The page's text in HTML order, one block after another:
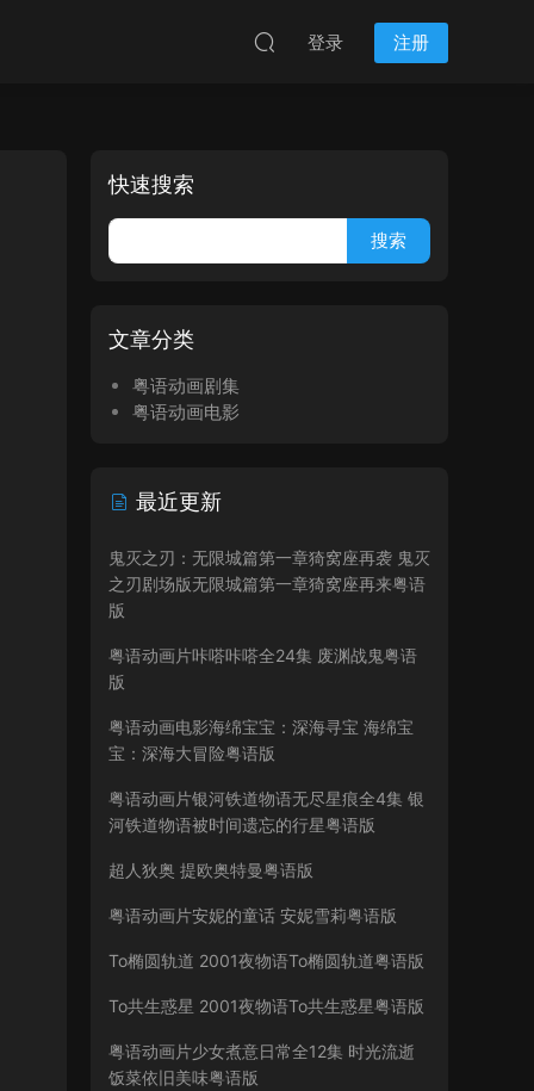
登录 注册
快速搜索
文章分类
粤语动画剧集
粤语动画电影
最近更新
鬼灭之刃：无限城篇第一章猗窝座再袭 鬼灭
之刃剧场版无限城篇第一章猗窝座再来粤语
版
粤语动画片咔嗒咔嗒全24集 废渊战鬼粤语
版
粤语动画电影海绵宝宝：深海寻宝 海绵宝
宝：深海大冒险粤语版
粤语动画片银河铁道物语无尽星痕全4集 银
河铁道物语被时间遗忘的行星粤语版
超人狄奥 提欧奥特曼粤语版
粤语动画片安妮的童话 安妮雪莉粤语版
To椭圆轨道 2001夜物语To椭圆轨道粤语版
To共生惑星 2001夜物语To共生惑星粤语版
粤语动画片少女煮意日常全12集 时光流逝
饭菜依旧美味粤语版